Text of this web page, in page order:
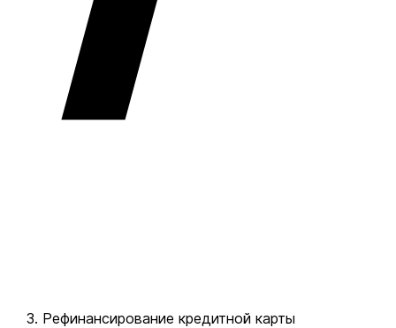
Рефинансирование кредитной карты